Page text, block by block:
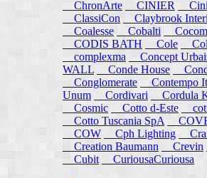
ChronArte
CINIER
ClassiCon
Claybrook
Coalesse
Cobalti
CODIS BATH
Cole
complexma
Concept
WALL
Conde House
Conglomerate
Contempo
Unum
Cordivari Cordula
Cosmic
Cotto d-Este
Cotto Tuscania SpA
COW
Cph Lighting
Creation Baumann
Crevin
Cubit
CuriousaCuriousa